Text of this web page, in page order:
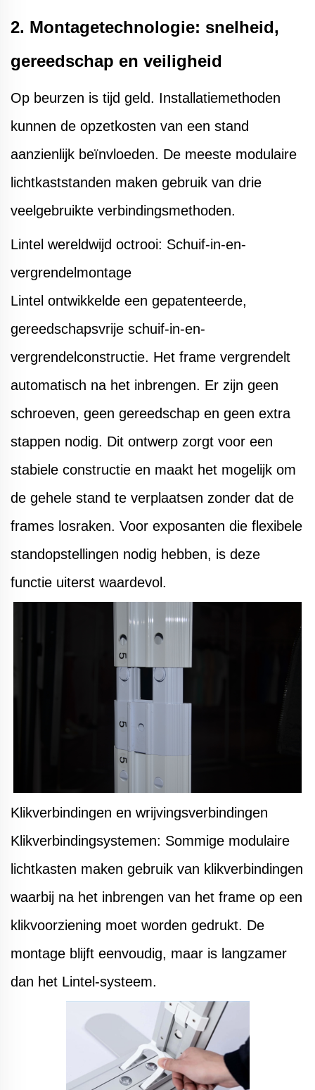
2. Montagetechnologie: snelheid,
gereedschap en veiligheid
Op beurzen is tijd geld. Installatiemethoden
kunnen de opzetkosten van een stand
aanzienlijk beïnvloeden. De meeste modulaire
lichtkaststanden maken gebruik van drie
veelgebruikte verbindingsmethoden.
Lintel wereldwijd octrooi: Schuif-in-en-
vergrendelmontage
Lintel ontwikkelde een gepatenteerde,
gereedschapsvrije schuif-in-en-
vergrendelconstructie. Het frame vergrendelt
automatisch na het inbrengen. Er zijn geen
schroeven, geen gereedschap en geen extra
stappen nodig. Dit ontwerp zorgt voor een
stabiele constructie en maakt het mogelijk om
de gehele stand te verplaatsen zonder dat de
frames losraken. Voor exposanten die flexibele
standopstellingen nodig hebben, is deze
functie uiterst waardevol.
Klikverbindingen en wrijvingsverbindingen
Klikverbindingsystemen: Sommige modulaire
lichtkasten maken gebruik van klikverbindingen
waarbij na het inbrengen van het frame op een
klikvoorziening moet worden gedrukt. De
montage blijft eenvoudig, maar is langzamer
dan het Lintel-systeem.